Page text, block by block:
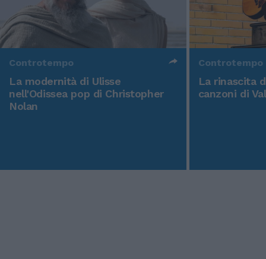
Controtempo
La modernità di Ulisse
nell'Odissea pop di Christopher
Nolan
Controtempo
La rinascita
canzoni di